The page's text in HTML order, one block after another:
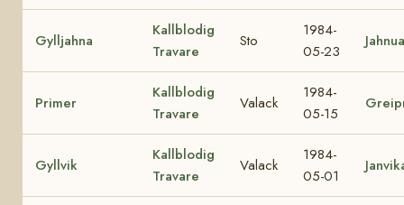
Gylljahna
Kallblodig
Travare
Sto
1984-
05-23
Primer
Kallblodig
Travare
Valack
1984-
05-15
Gyllvik
Kallblodig
Travare
Valack
1984-
05-01